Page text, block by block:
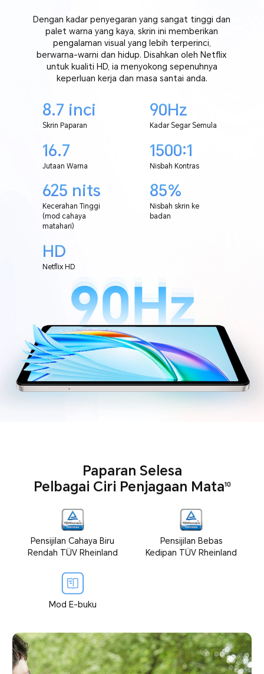
Dengan kadar penyegaran yang sangat tinggi dan
palet warna yang kaya, skrin ini memberikan
pengalaman visual yang lebih terperinci,
berwarna-warni dan hidup. Disahkan oleh Netflix
untuk kualiti HD, ia menyokong sepenuhnya
keperluan kerja dan masa santai anda.
8.7 inci
Skrin Paparan
90Hz
Kadar Segar Semula
16.7
Jutaan Warna
1500:1
Nisbah Kontras
625 nits
Kecerahan Tinggi
(mod cahaya
matahari)
85%
Nisbah skrin ke
badan
HD
Netflix HD
Paparan Selesa
Pelbagai Ciri Penjagaan Mata10
Pensijilan Cahaya Biru
Rendah TÜV Rheinland
Pensijilan Bebas
Kedipan TÜV Rheinland
Mod E-buku